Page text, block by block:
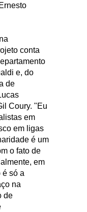
conta
e, do
de
Coury. "Eu
em
em ligas
é um
o fato de
em
é só a
na
de